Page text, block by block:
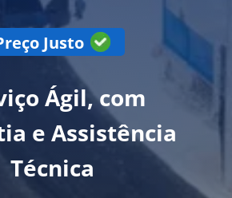
Justo
Ágil, com
e Assistência
Técnica